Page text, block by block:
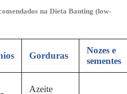
na Dieta Banting (low-
Gorduras
Nozes e
sementes
Azeite